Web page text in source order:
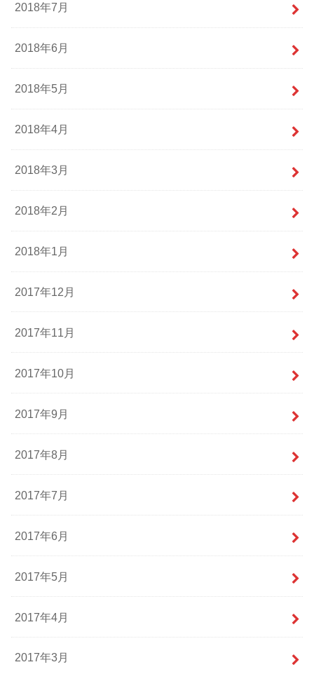
2018年7月
2018年6月
2018年5月
2018年4月
2018年3月
2018年2月
2018年1月
2017年12月
2017年11月
2017年10月
2017年9月
2017年8月
2017年7月
2017年6月
2017年5月
2017年4月
2017年3月